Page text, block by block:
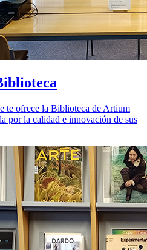
te ofrece la Biblioteca de Artium
por la calidad e innovación de sus